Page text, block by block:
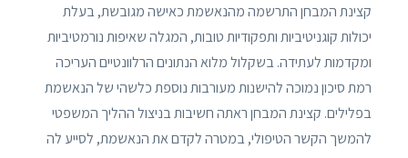
קצינת המבחן התרשמה מהנאשמת כאישה מגובשת, בעלת
יכולות קוגניטיביות ותפקודיות טובות, המגלה שאיפות נורמטיביות
ומקדמות לעתידה. בשקלול מלוא הנתונים הרלוונטיים העריכה
רמת סיכון נמוכה להישנות מעורבות נוספת כלשהי של הנאשמת
בפלילים. קצינת המבחן ראתה חשיבות בניצול ההליך המשפטי
להמשך הקשר הטיפולי, במטרה לקדם את הנאשמת, לסייע לה